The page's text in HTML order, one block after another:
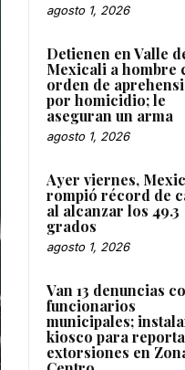
agosto 1, 2026
Detienen en Valle
Mexicali a hombre
orden de
por homicidio; le
aseguran un arma
agosto 1, 2026
Ayer viernes,
rompió récord de
al alcanzar los 49.3
grados
agosto 1, 2026
Van 13 denuncias
funcionarios
municipales;
kiosco para
extorsiones en